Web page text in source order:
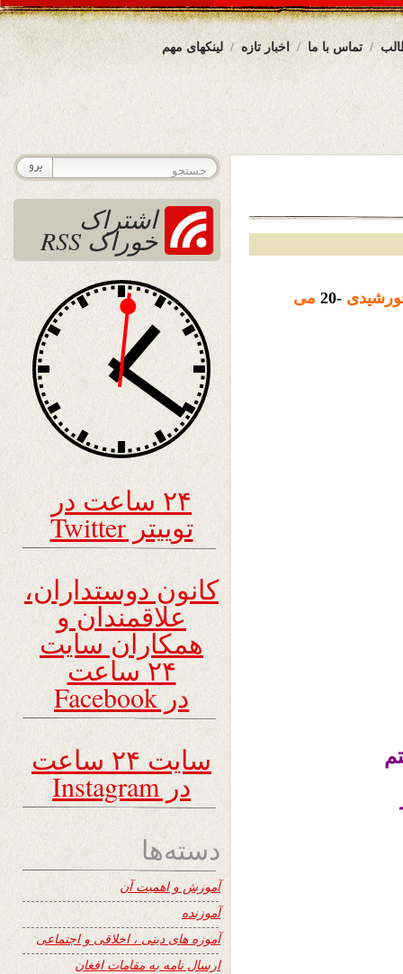
لینکهای مهم اخبار تازه تماس با ما
-20 می
اشتراک
خوراک RSS
۲۴ ساعت در
توییتر Twitter
کانون دوستداران،
علاقمندان و
همکاران سایت
۲۴ ساعت
در Facebook
سایت ۲۴ ساعت
در Instagram
دسته‌ها
آموزش و اهمیت آن
آموزنده
آموزه های دینی ، اخلاقی و اجتماعی
ارسال نامه به مقامات افغان